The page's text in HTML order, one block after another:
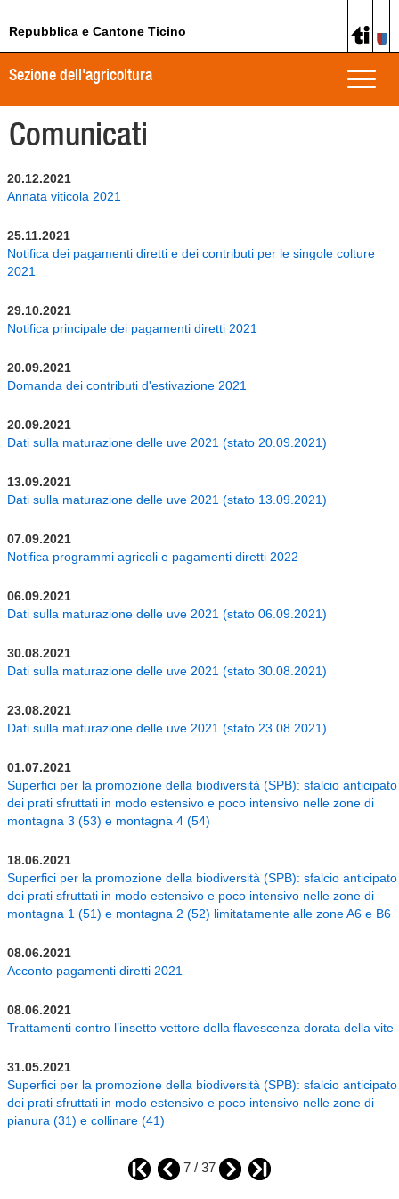
Repubblica e Cantone Ticino
Toggle
Sezione dell'agricoltura
Comunicati
20.12.2021
Annata viticola 2021
25.11.2021
Notifica dei pagamenti diretti e dei contributi per le singole colture
2021
29.10.2021
Notifica principale dei pagamenti diretti 2021
20.09.2021
Domanda dei contributi d'estivazione 2021
20.09.2021
Dati sulla maturazione delle uve 2021 (stato 20.09.2021)
13.09.2021
Dati sulla maturazione delle uve 2021 (stato 13.09.2021)
07.09.2021
Notifica programmi agricoli e pagamenti diretti 2022
06.09.2021
Dati sulla maturazione delle uve 2021 (stato 06.09.2021)
30.08.2021
Dati sulla maturazione delle uve 2021 (stato 30.08.2021)
23.08.2021
Dati sulla maturazione delle uve 2021 (stato 23.08.2021)
01.07.2021
Superfici per la promozione della biodiversità (SPB): sfalcio anticipato
dei prati sfruttati in modo estensivo e poco intensivo nelle zone di
montagna 3 (53) e montagna 4 (54)
18.06.2021
Superfici per la promozione della biodiversità (SPB): sfalcio anticipato
dei prati sfruttati in modo estensivo e poco intensivo nelle zone di
montagna 1 (51) e montagna 2 (52) limitatamente alle zone A6 e B6
08.06.2021
Acconto pagamenti diretti 2021
08.06.2021
Trattamenti contro l’insetto vettore della flavescenza dorata della vite
31.05.2021
Superfici per la promozione della biodiversità (SPB): sfalcio anticipato
dei prati sfruttati in modo estensivo e poco intensivo nelle zone di
pianura (31) e collinare (41)
7 / 37